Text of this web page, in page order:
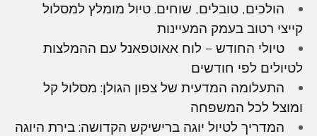
הולכים, טובלים, שוחים. טיול מומלץ למסלול
קייצי רטוב בעמק המעיינות
טיולי החודש – לוח אאוטפאנל עם ההמלצות
לטיולים לפי חודשים
התעלומה המדעית של צפון הגולן: מסלול קל
ומוצל לכל המשפחה
המדריך לטיול יוגה ברישיקש הקדושה: בירת היוגה